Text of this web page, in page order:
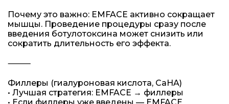
Почему это важно: EMFACE активно сокращает
мышцы. Проведение процедуры сразу после
введения ботулотоксина может снизить или
сократить длительность его эффекта.
⸻
Филлеры (гиалуроновая кислота, CaHA)
• Лучшая стратегия: EMFACE → филлеры